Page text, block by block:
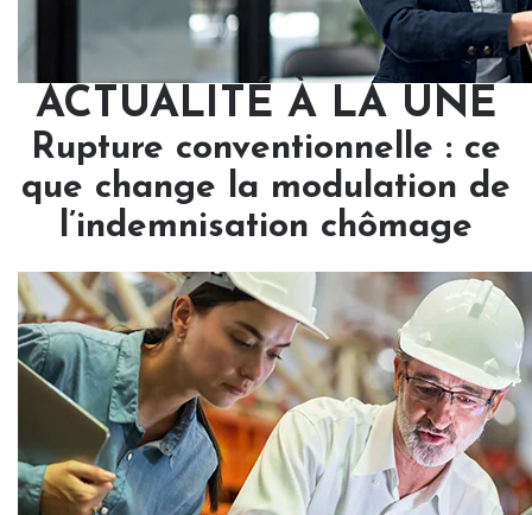
ACTUALITÉ À LA UNE
Rupture conventionnelle : ce
que change la modulation de
l’indemnisation chômage